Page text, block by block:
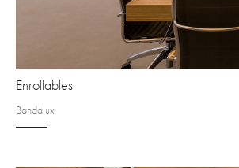
Enrollables
Bandalux